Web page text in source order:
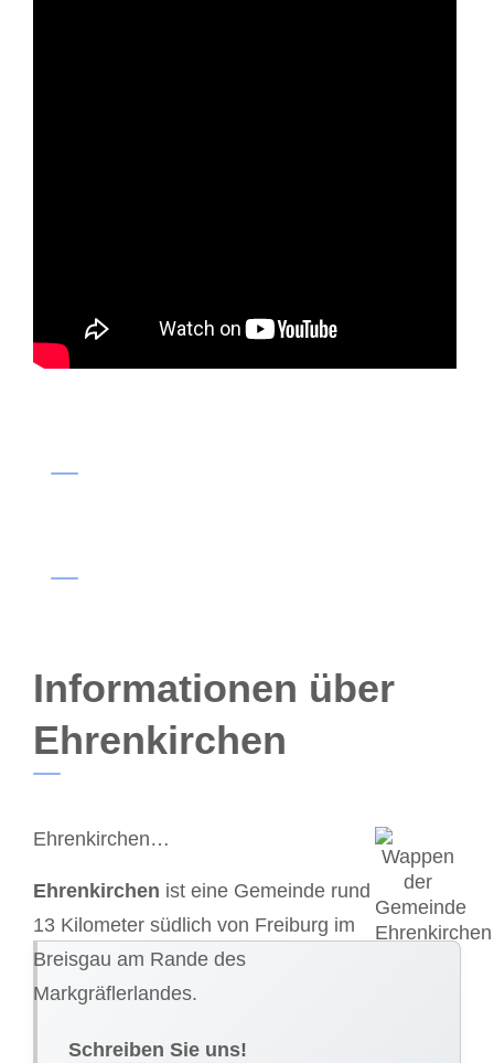
Informationen über
Ehrenkirchen
Ehrenkirchen…
Ehrenkirchen ist eine Gemeinde rund
13 Kilometer südlich von Freiburg im
Breisgau am Rande des
Markgräflerlandes.
Schreiben Sie uns!